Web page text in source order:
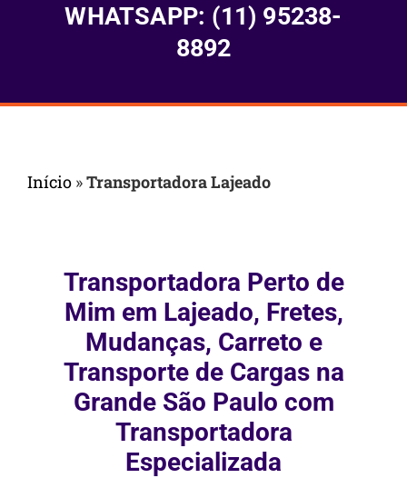
WHATSAPP: (11) 95238-
8892
Início »Transportadora Lajeado
Transportadora Perto de
Mim em Lajeado, Fretes,
Mudanças, Carreto e
Transporte de Cargas na
Grande São Paulo com
Transportadora
Especializada